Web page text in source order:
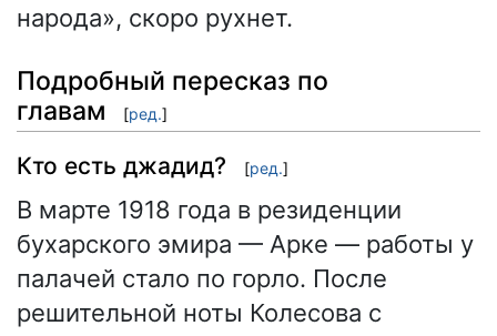
народа», скоро рухнет.
Подробный пересказ по
главам
[ред.]
Кто есть джадид? [ред.]
В марте 1918 года в резиденции
бухарского эмира — Арке — работы у
палачей стало по горло. После
решительной ноты Колесова с